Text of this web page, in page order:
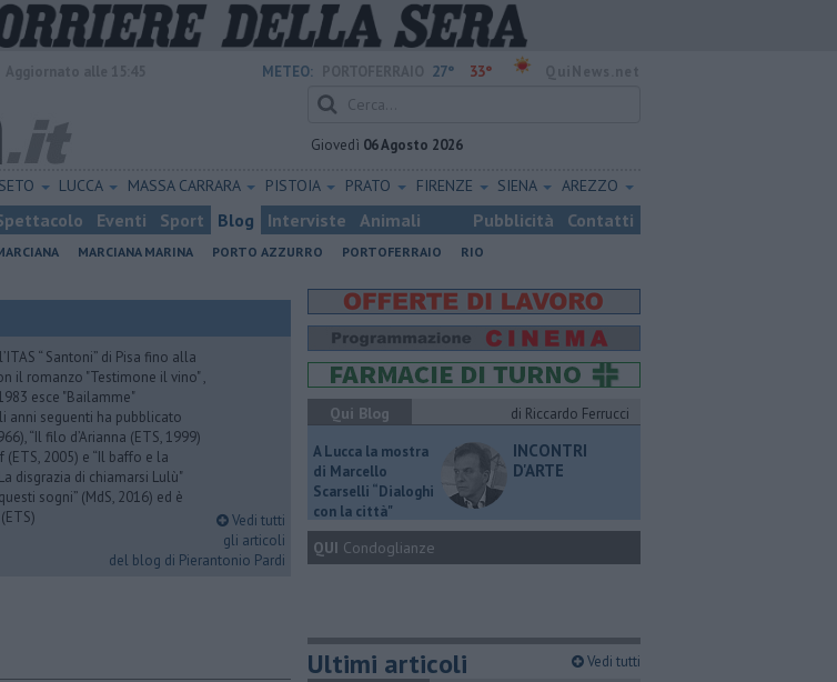
METEO: 27° 33°
Giovedì 06 Agosto 2026
LUCCA MASSA CARRARA PISTOIA PRATO FIRENZE SIENA AREZZO
Eventi Sport Blog Interviste Animali Pubblicità Contatti
MARCIANA MARINA PORTO AZZURRO PORTOFERRAIO RIO
“ Santoni” di Pisa fino alla
il romanzo "Testimone il vino" ,
esce "Bailamme"
anni seguenti ha pubblicato
“Il filo d’Arianna (ETS, 1999)
(ETS, 2005) e “Il baffo e la
disgrazia di chiamarsi Lulù"
sogni” (MdS, 2016) ed è
Vedi tutti
gli articoli
del blog di Pierantonio Pardi
Qui Blog
di Riccardo Ferrucci
A Lucca la mostra
di Marcello
Scarselli “Dialoghi
con la città"
INCONTRI
D'ARTE
QUI Condoglianze
Ultimi articoli Vedi tutti